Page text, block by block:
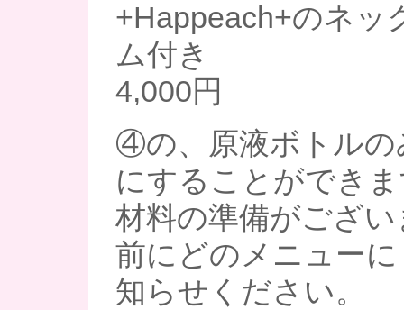
+Happeach+のネッ
ム付き
4,000円
④の、原液ボトルの
にすることができ
材料の準備がござ
前にどのメニュー
知らせください。